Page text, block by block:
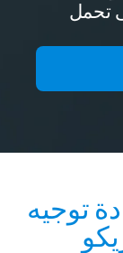
تحمل
توجيه